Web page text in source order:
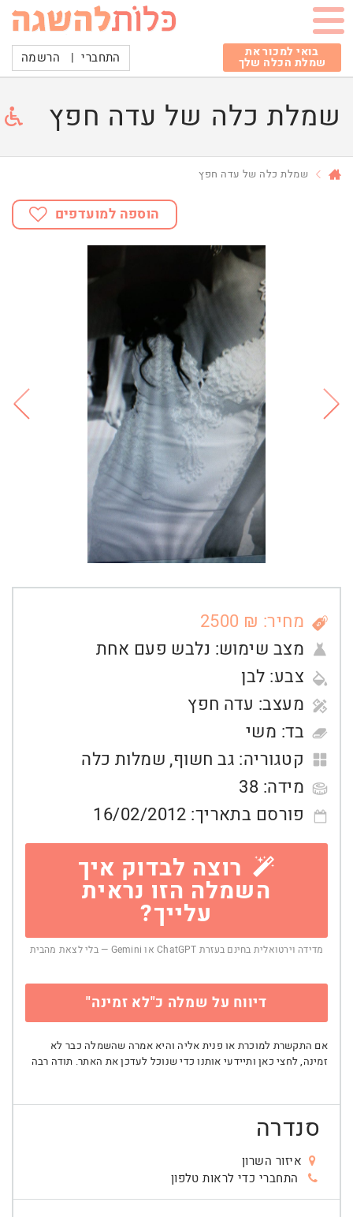
בואי למכור את
שמלת הכלה שלך התחברי | הרשמה
שמלת כלה של עדה חפץ
שמלת כלה של עדה חפץ
הוספה למועדפים
מחיר: ₪ 2500
מצב שימוש: נלבש פעם אחת
צבע: לבן
מעצב: עדה חפץ
בד: משי
קטגוריה: גב חשוף, שמלות כלה
מידה: 38
פורסם בתאריך: 16/02/2012
רוצה לבדוק איך
השמלה הזו נראית
עלייך?
מדידה וירטואלית בחינם בעזרת ChatGPT או Gemini — בלי לצאת מהבית
דיווח על שמלה כ"לא זמינה"
אם התקשרת למוכרת או פנית אליה והיא אמרה שהשמלה כבר לא
זמינה, לחצי כאן ותיידעי אותנו כדי שנוכל לעדכן את האתר. תודה רבה
סנדרה
איזור השרון
התחברי כדי לראות טלפון